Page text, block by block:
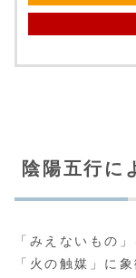
陰陽五行に
「みえないもの
「火の触媒」に